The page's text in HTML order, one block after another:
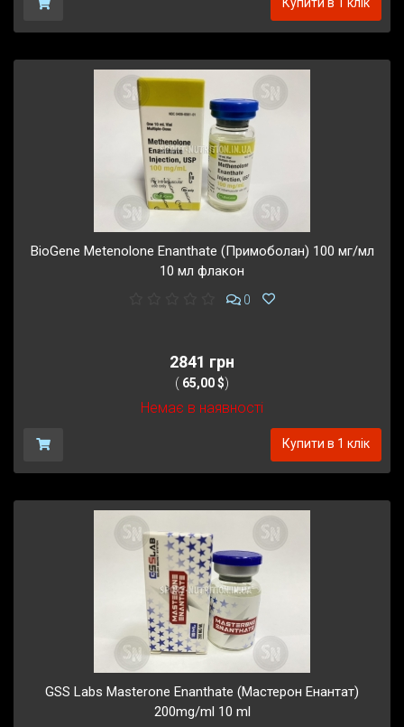
BioGene Metenolone Enanthate (Примоболан) 100 мг/мл
10 мл флакон
0
2841 грн
( 65,00 $)
Немає в наявності
Купити в 1 клік
GSS Labs Masterone Enanthate (Мастерон Енантат)
200mg/ml 10 ml